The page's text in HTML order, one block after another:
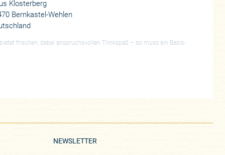
Klosterberg
Bernkastel-Wehlen
frischen, dabei anspruchsvollen Trinkspaß – so muss ein Basis-
NEWSLETTER